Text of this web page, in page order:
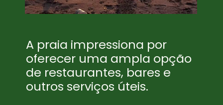
A praia impressiona por
oferecer uma ampla opção
de restaurantes, bares e
outros serviços úteis.